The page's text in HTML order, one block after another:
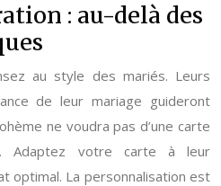
: au-delà des
au style des mariés. Leurs
de leur mariage guideront
ne voudra pas d’une carte
Adaptez votre carte à leur
optimal. La personnalisation est